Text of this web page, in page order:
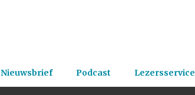
Nieuwsbrief Podcast Lezersservice